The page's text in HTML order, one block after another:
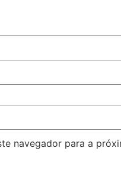
navegador para a